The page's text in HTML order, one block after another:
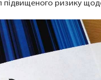
підвищеного ризику